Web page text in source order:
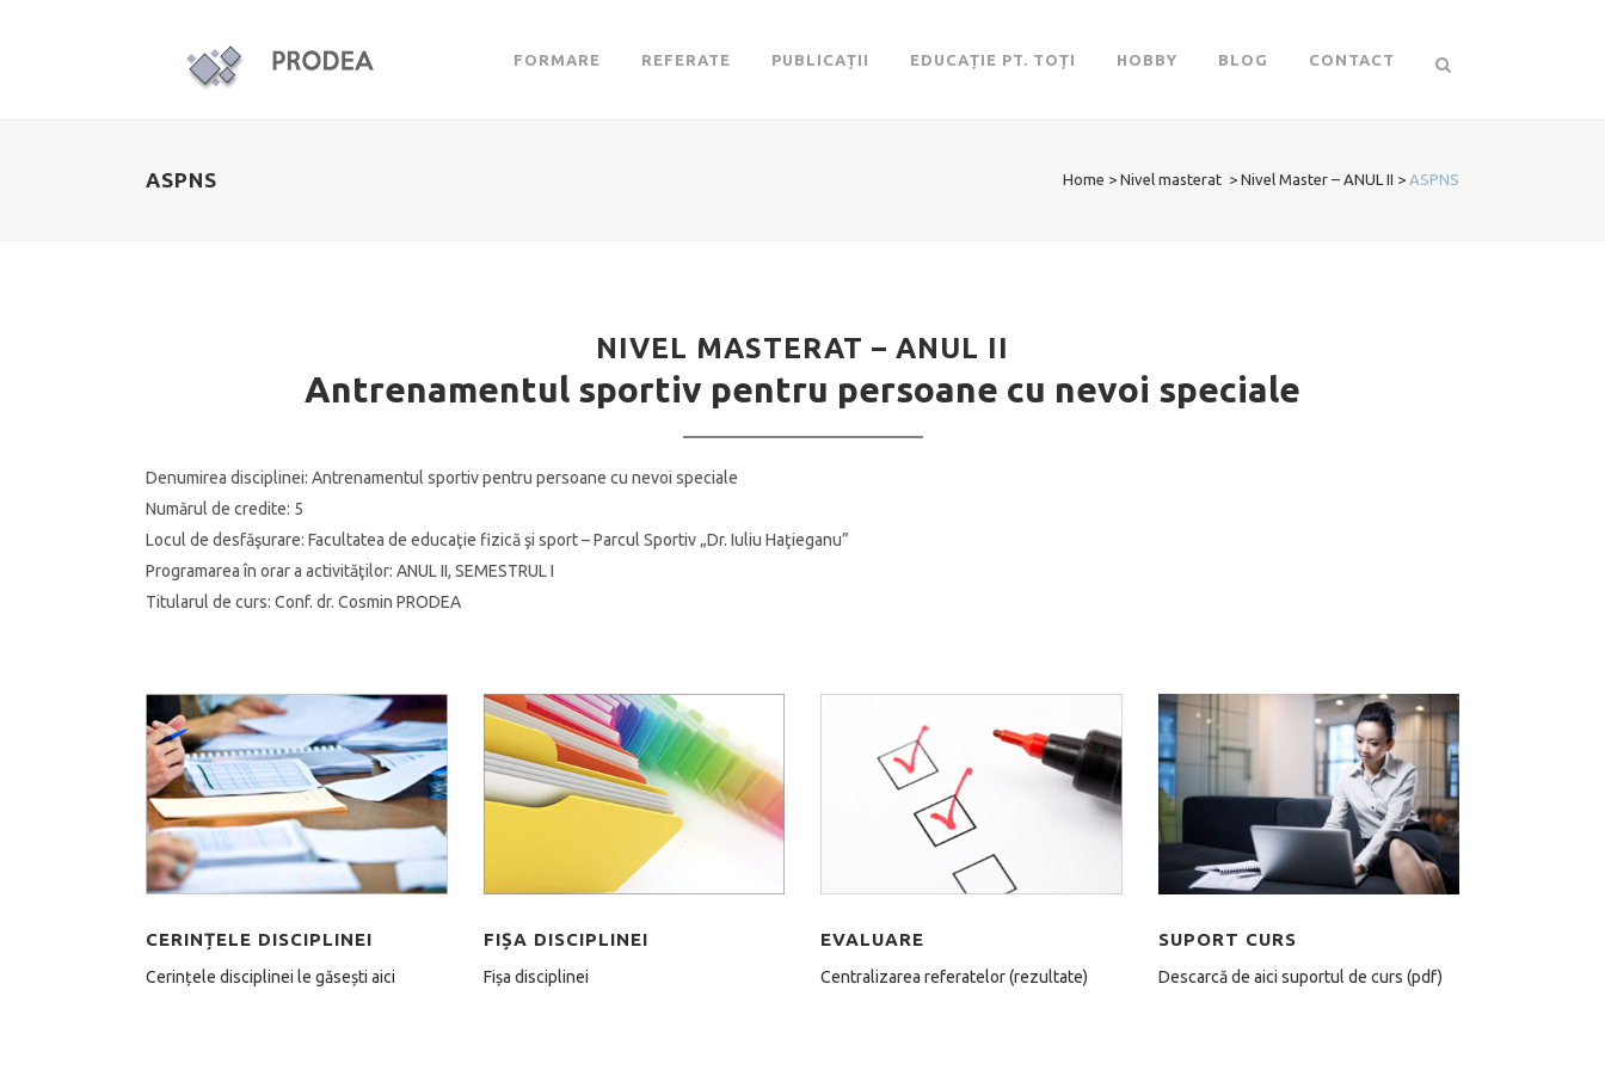
FORMARE REFERATE PUBLICAȚII EDUCAȚIE PT. TOȚI HOBBY BLOG CONTACT
ASPNS Home > Nivel masterat > Nivel Master – ANUL II > ASPNS
NIVEL MASTERAT – ANUL II
Antrenamentul sportiv pentru persoane cu nevoi speciale
Denumirea disciplinei: Antrenamentul sportiv pentru persoane cu nevoi speciale
Numărul de credite: 5
Locul de desfăşurare: Facultatea de educaţie fizică şi sport – Parcul Sportiv „Dr. Iuliu Haţieganu”
Programarea în orar a activităţilor: ANUL II, SEMESTRUL I
Titularul de curs: Conf. dr. Cosmin PRODEA
CERINȚELE DISCIPLINEI
Cerințele disciplinei le găsești aici
FIȘA DISCIPLINEI
Fișa disciplinei
EVALUARE
Centralizarea referatelor (rezultate)
SUPORT CURS
Descarcă de aici suportul de curs (pdf)